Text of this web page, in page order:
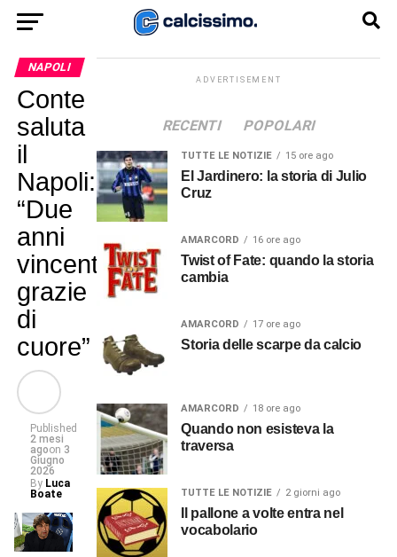
NAPOLI
Conte
saluta
il
Napoli:
“Due
anni
vincenti,
grazie
di
cuore”
Published
2 mesi
agoon 3
Giugno
2026
By Luca
Boate
ADVERTISEMENT
RECENTI POPOLARI
TUTTE LE NOTIZIE 15 ore ago
El Jardinero: la storia di Julio
Cruz
AMARCORD 16 ore ago
Twist of Fate: quando la storia
cambia
AMARCORD 17 ore ago
Storia delle scarpe da calcio
AMARCORD 18 ore ago
Quando non esisteva la
traversa
TUTTE LE NOTIZIE 2 giorni ago
Il pallone a volte entra nel
vocabolario